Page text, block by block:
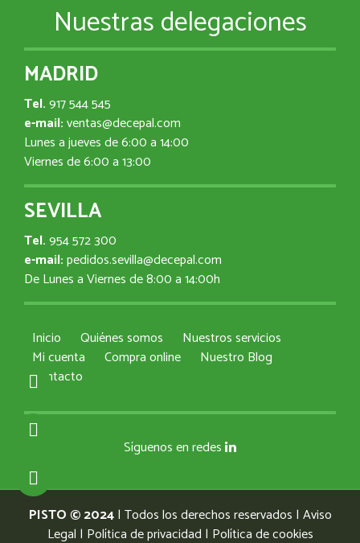
Nuestras delegaciones
MADRID
Tel.917 544 545
e-mail:ventas@decepal.com
Lunes a jueves de 6:00 a 14:00
Viernes de 6:00 a 13:00
SEVILLA
Tel.954 572 300
e-mail:pedidos.sevilla@decepal.com
De Lunes a Viernes de 8:00 a 14:00h
Inicio Quiénes somos
Nuestros servicios
Mi cuenta
Compra online
Nuestro Blog
Contacto
Síguenos en redes
PISTO © 2024| Todos los derechos reservados | Aviso
Legal | Política de privacidad | Política de cookies